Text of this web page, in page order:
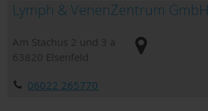
Hilfe in Notfällen
Kliniken
Lymph & VenenZentrum GmbH
Am Stachus 2 und 3 a
63820 Elsenfeld
06022 265770